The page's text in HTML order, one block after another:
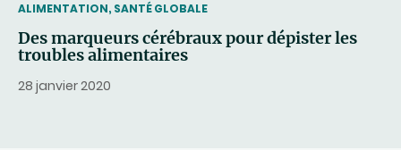
THEMATIC
ALIMENTATION, SANTÉ GLOBALE
Des marqueurs cérébraux pour dépister les
troubles alimentaires
28 janvier 2020